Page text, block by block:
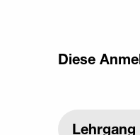
Diese